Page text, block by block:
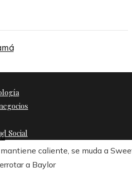
Social
caliente, se muda a
a Baylor